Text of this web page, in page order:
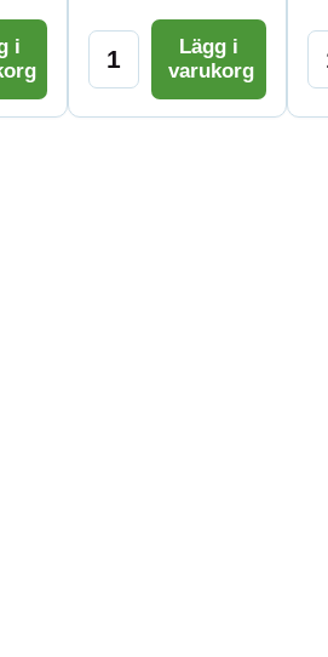
i
Lägg i
varukorg